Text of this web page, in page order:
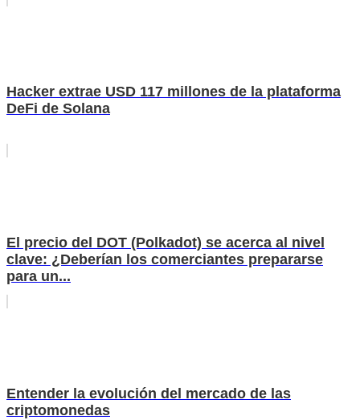
Hacker extrae USD 117 millones de la plataforma
DeFi de Solana
El precio del DOT (Polkadot) se acerca al nivel
clave: ¿Deberían los comerciantes prepararse
para un...
Entender la evolución del mercado de las
criptomonedas